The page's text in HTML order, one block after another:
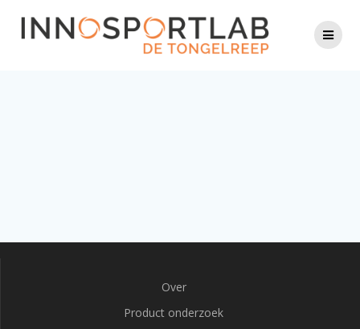
Over
Product onderzoek